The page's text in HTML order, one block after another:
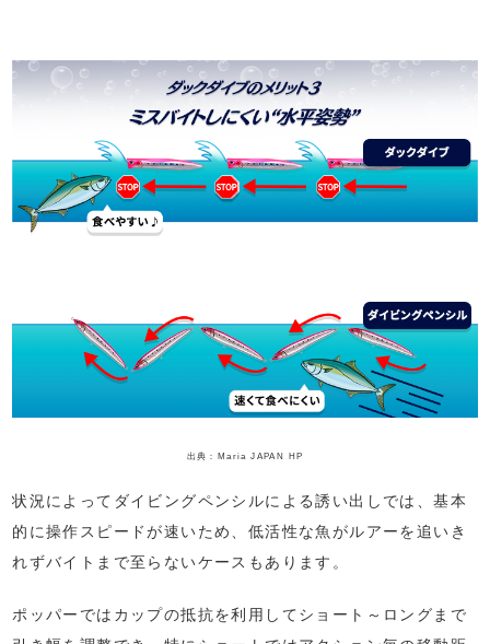
出典：Maria JAPAN HP
状況によってダイビングペンシルによる誘い出しでは、基本
的に操作スピードが速いため、低活性な魚がルアーを追いき
れずバイトまで至らないケースもあります。
ポッパーではカップの抵抗を利用してショート～ロングまで